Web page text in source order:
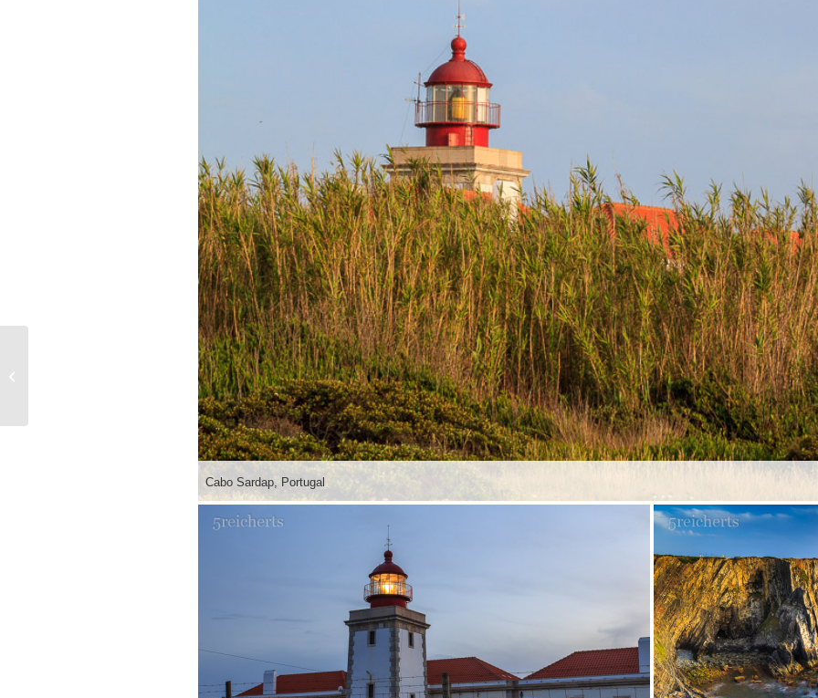
Cabo Sardap, Portugal